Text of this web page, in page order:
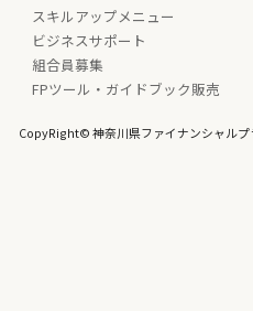
スキルアップメニュー
ビジネスサポート
組合員募集
FPツール・ガイドブック販売
CopyRight© 神奈川県ファイナンシャル